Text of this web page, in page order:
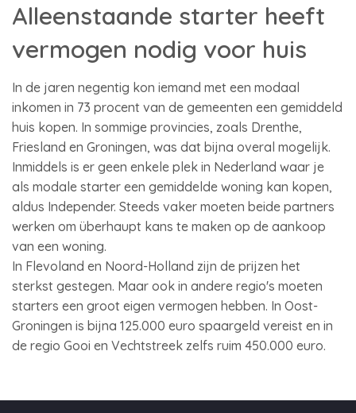
Alleenstaande starter heeft
vermogen nodig voor huis
In de jaren negentig kon iemand met een modaal
inkomen in 73 procent van de gemeenten een gemiddeld
huis kopen. In sommige provincies, zoals Drenthe,
Friesland en Groningen, was dat bijna overal mogelijk.
Inmiddels is er geen enkele plek in Nederland waar je
als modale starter een gemiddelde woning kan kopen,
aldus Independer. Steeds vaker moeten beide partners
werken om überhaupt kans te maken op de aankoop
van een woning.
In Flevoland en Noord-Holland zijn de prijzen het
sterkst gestegen. Maar ook in andere regio's moeten
starters een groot eigen vermogen hebben. In Oost-
Groningen is bijna 125.000 euro spaargeld vereist en in
de regio Gooi en Vechtstreek zelfs ruim 450.000 euro.